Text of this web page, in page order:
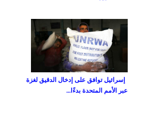
إسرائيل توافق على إدخال الدقيق لغزة
عبر الأمم المتحدة بدءًا...